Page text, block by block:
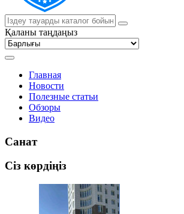
Қаланы таңдаңыз
Главная
Новости
Полезные статьи
Обзоры
Видео
Санат
Сіз көрдіңіз